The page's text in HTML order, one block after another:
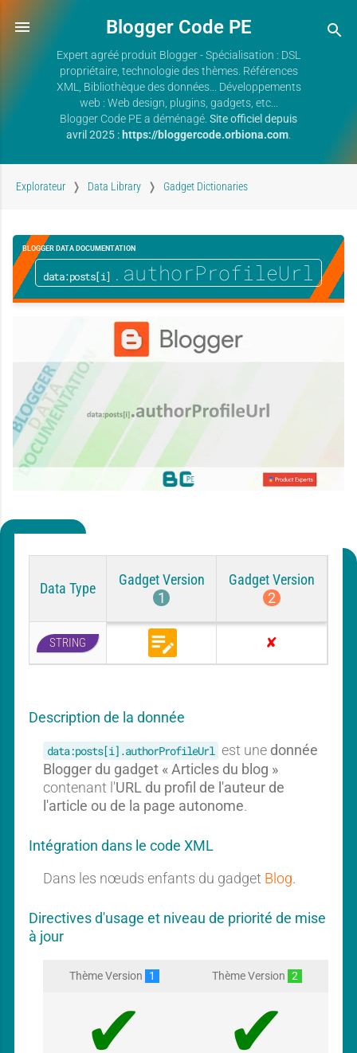
Blogger Code PE
Expert agréé produit Blogger - Spécialisation : DSL
propriétaire, technologie des thèmes. Références
XML, Bibliothèque des données... Développements
web : Web design, plugins, gadgets, etc...
Blogger Code PE a déménagé. Site officiel depuis
avril 2025 : https://bloggercode.orbiona.com.
Explorateur Data Library Gadget Dictionaries
data:posts[i] .authorProfileUrl
BLOGGER DATA DOCUMENTATION
Data Type
Gadget Version
1
Gadget Version
2
STRING
l
g
a
d
Description de la donnée
data:posts[i].authorProfileUrl est une donnée
Blogger du gadget « Articles du blog »
contenant l'URL du profil de l'auteur de
l'article ou de la page autonome.
Intégration dans le code XML
Dans les nœuds enfants du gadget Blog.
Directives d'usage et niveau de priorité de mise
à jour
Thème Version 1 Thème Version 2